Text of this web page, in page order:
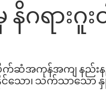
ဂရားဂူ
က်ဆံအကုန်အကျ နည်းန
င်သော၊ သက်သာသော